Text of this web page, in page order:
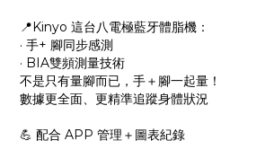
📍Kinyo 這台八電極藍牙體脂機：
· 手+ 腳同步感測
· BIA雙頻測量技術
不是只有量腳而已，手＋腳一起量！
數據更全面、更精準追蹤身體狀況
💪 配合 APP 管理＋圖表紀錄